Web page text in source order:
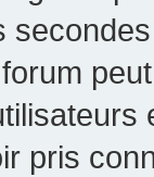
forum
pris